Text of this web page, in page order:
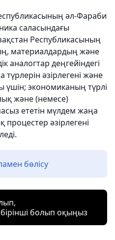
әл-Фараби
саласындағы
Республикасының
материалдардың және
аналогтар деңгейіндегі
әзірлегені және
үшін; экономиканың түрлі
және (немесе)
ететін мүлдем жаңа
әзірлегені
бөлісу
болып оқыңыз